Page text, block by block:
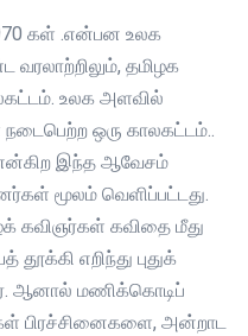
கள் .என்பன உலக
தமிழக
உலக அளவில்
ஒரு காலகட்டம்..
இந்த ஆவேசம்
மூலம் வெளிப்பட்டது.
கவிஞர்கள் கவிதை மீது
எறிந்து புதுக்
ஆனால் மணிக்கொடிப்
பிரச்சினைகளை, அன்றாட